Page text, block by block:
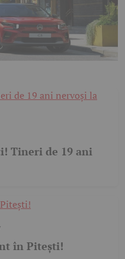
Tineri de 19 ani
în Pitești!